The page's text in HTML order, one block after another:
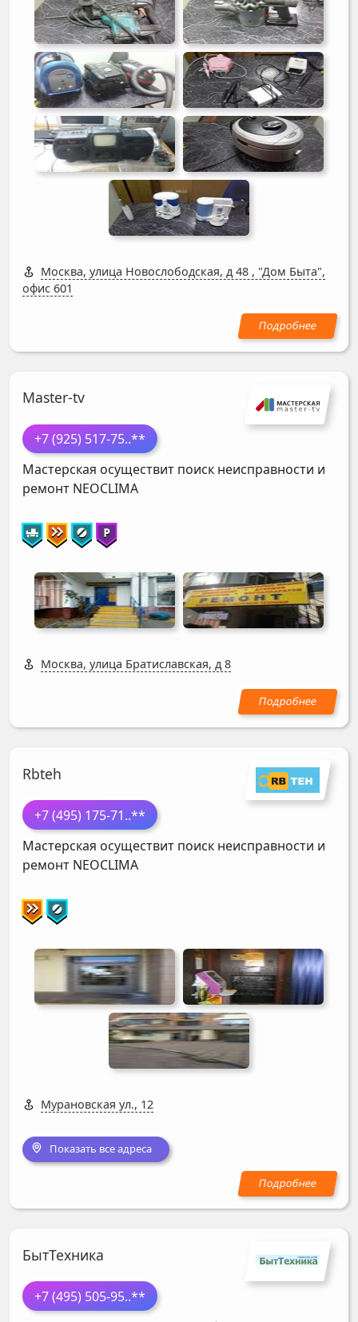
Москва, улица Новослободская, д 48 , "Дом Быта",
офис 601
Master-tv
+7 (925) 517-75..**
Мастерская осуществит поиск неисправности и
ремонт NEOCLIMA
Москва, улица Братиславская, д 8
Rbteh
+7 (495) 175-71..**
Мастерская осуществит поиск неисправности и
ремонт NEOCLIMA
Мурановская ул., 12
Показать все адреса
БытТехника
+7 (495) 505-95..**